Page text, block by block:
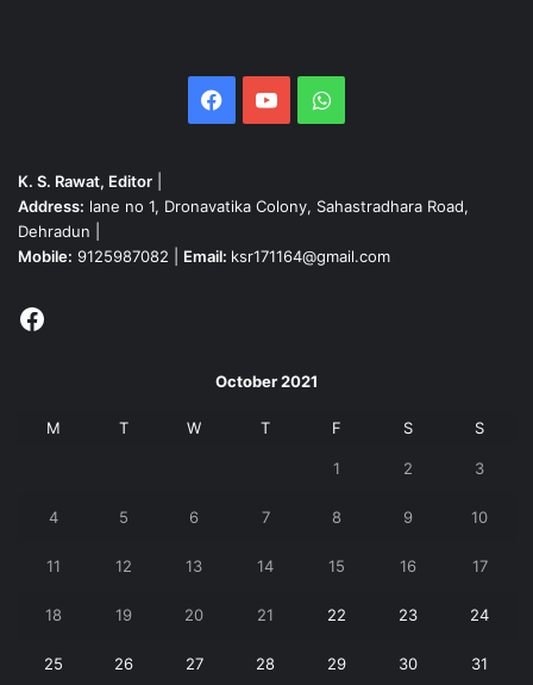
Facebook
YouTubeWhatsApp
K. S. Rawat, Editor
Address: lane no 1, Dronavatika Colony, Sahastradhara Road,
Dehradun |
Mobile: 9125987082 | Email: ksr171164@gmail.com
Facebook
October 2021
M T W T F S S
1 2 3
4 5 6 7 8 9 10
11 12 13 14 15 16 17
18 19 20 21 22 23 24
25 26 27 28 29 30 31